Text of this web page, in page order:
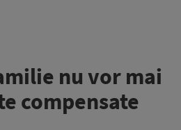
nu vor mai
compensate